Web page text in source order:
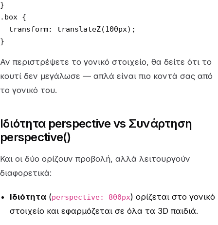
}
.box {
  transform: translateZ(100px);
}
Αν περιστρέψετε το γονικό στοιχείο, θα δείτε ότι το
κουτί δεν μεγάλωσε — απλά είναι πιο κοντά σας από
το γονικό του.
Ιδιότητα perspective vs Συνάρτηση
perspective()
Και οι δύο ορίζουν προβολή, αλλά λειτουργούν
διαφορετικά:
Ιδιότητα (perspective: 800px) ορίζεται στο γονικό
στοιχείο και εφαρμόζεται σε όλα τα 3D παιδιά.